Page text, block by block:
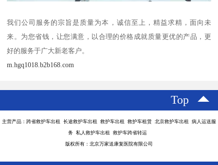
我们公司服务的宗旨是质量为本，诚信至上，精益求精，面向未
来。为您省钱，让您满意，以合理的价格成就质量更优的产品，更
好的服务于广大新老客户。
m.hgq1018.b2b168.com
Top
主营产品：跨省救护车出租 长途救护车出租 救护车出租 救护车租赁 北京救护车出租 病人运送服
务 私人救护车出租 救护车跨省转运
版权所有：北京万家送康复医院有限公司